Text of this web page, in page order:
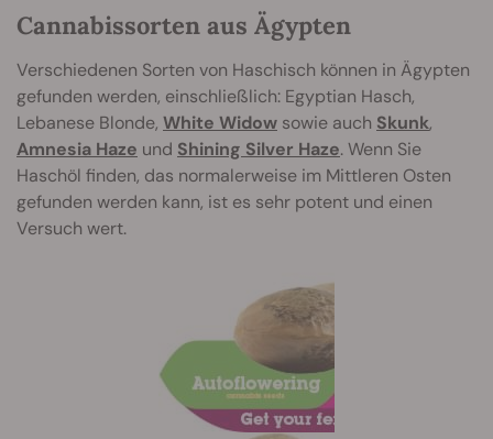
Cannabissorten aus Ägypten
Verschiedenen Sorten von Haschisch können in Ägypten
gefunden werden, einschließlich: Egyptian Hasch,
Lebanese Blonde, White Widow sowie auch Skunk,
Amnesia Haze und Shining Silver Haze. Wenn Sie
Haschöl finden, das normalerweise im Mittleren Osten
gefunden werden kann, ist es sehr potent und einen
Versuch wert.